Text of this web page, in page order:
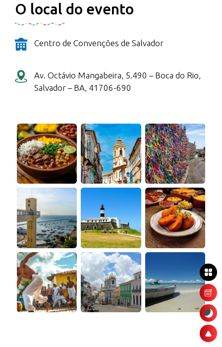
O local do evento
Centro de Convenções de Salvador
Av. Octávio Mangabeira, 5.490 – Boca do Rio,
Salvador – BA, 41706-690